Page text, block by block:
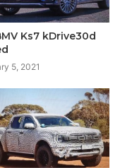
Ks7 kDrive30d
5, 2021